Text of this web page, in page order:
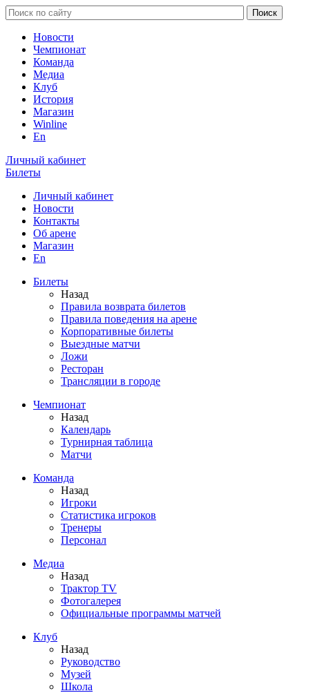
Новости
Чемпионат
Команда
Медиа
Клуб
История
Магазин
Winline
En
Личный кабинет
Билеты
Личный кабинет
Новости
Контакты
Об арене
Магазин
En
Билеты
Назад
Правила возврата билетов
Правила поведения на арене
Корпоративные билеты
Выездные матчи
Ложи
Ресторан
Трансляции в городе
Чемпионат
Назад
Календарь
Турнирная таблица
Матчи
Команда
Назад
Игроки
Статистика игроков
Тренеры
Персонал
Медиа
Назад
Трактор TV
Фотогалерея
Официальные программы матчей
Клуб
Назад
Руководство
Музей
Школа